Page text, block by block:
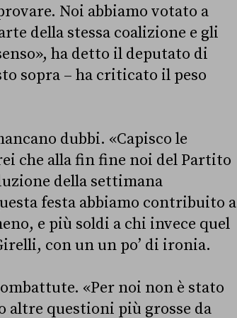
Noi abbiamo votato a
della stessa coalizione e gli
ha detto il deputato di
sopra – ha criticato il peso
dubbi. «Capisco le
che alla fin fine noi del Partito
della settimana
festa abbiamo contribuito a
e più soldi a chi invece quel
con un un po’ di ironia.
«Per noi non è stato
altre questioni più grosse da